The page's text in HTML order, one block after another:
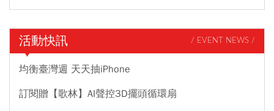
活動快訊 / EVENT NEWS /
均衡臺灣週 天天抽iPhone
訂閱贈【歌林】AI聲控3D擺頭循環扇